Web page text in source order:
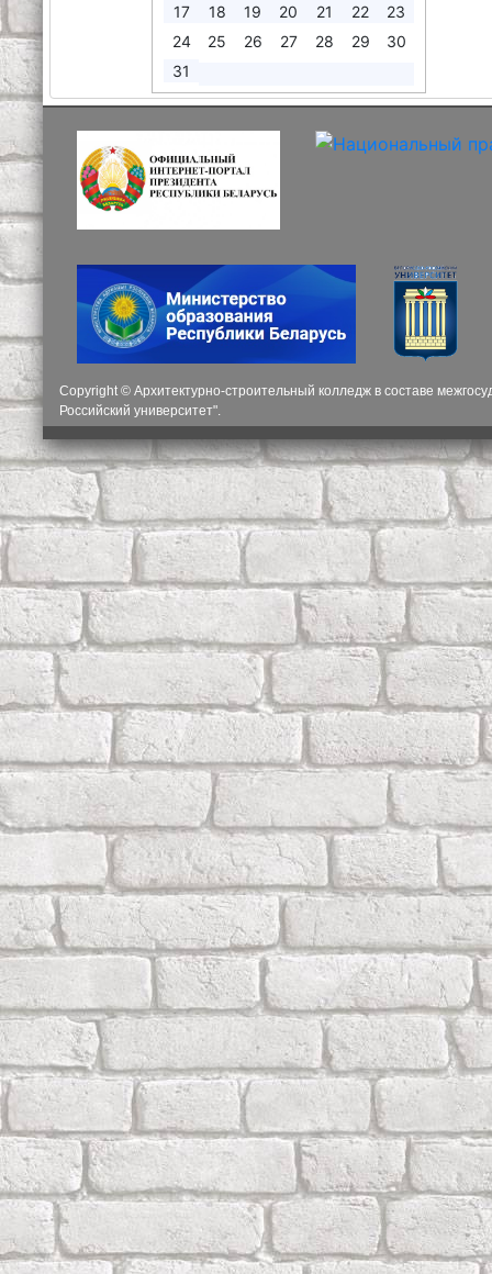
17
18 19 20 21 22
23
24
25 26 27 28 29
30
31
Copyright © Архитектурно-строительный колледж в составе
Российский университет".